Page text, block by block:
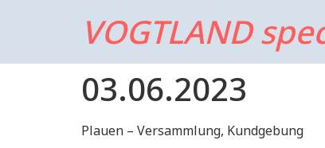
VOGTLAND
03.06.2023
Plauen – Versammlung, Kundgebung